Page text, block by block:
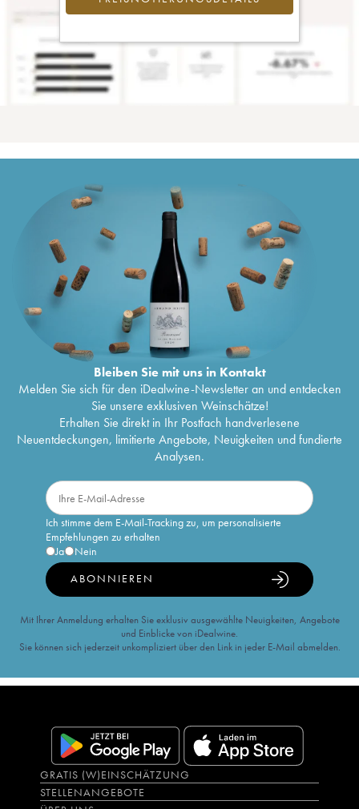
Bleiben Sie mit uns in Kontakt
Melden Sie sich für den iDealwine-Newsletter an und entdecken
Sie unsere exklusiven Weinschätze!
Erhalten Sie direkt in Ihr Postfach handverlesene
Neuentdeckungen, limitierte Angebote, Neuigkeiten und fundierte
Analysen.
Ich stimme dem E-Mail-Tracking zu, um personalisierte
Empfehlungen zu erhalten
Ja
Nein
ABONNIEREN
Mit Ihrer Anmeldung erhalten Sie exklusiv ausgewählte Neuigkeiten, Angebote
und Einblicke von iDealwine.
Sie können sich jederzeit unkompliziert über den Link in jeder E-Mail abmelden.
GRATIS (W)EINSCHÄTZUNG
STELLENANGEBOTE